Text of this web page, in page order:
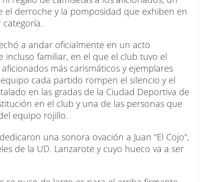
derroche y la pomposidad que exhiben en
a andar oficialmente en un acto
familiar, en el que el club tuvo el
más carismáticos y ejemplares
cada partido rompen el silencio y el
en las gradas de la Ciudad Deportiva de
en el club y una de las personas que
equipo rojillo.
una sonora ovación a Juan "El Cojo",
de la UD. Lanzarote y cuyo hueco va a ser